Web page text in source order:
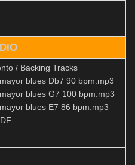
/ Backing Tracks
blues Db7 90 bpm.mp3
blues G7 100 bpm.mp3
blues E7 86 bpm.mp3